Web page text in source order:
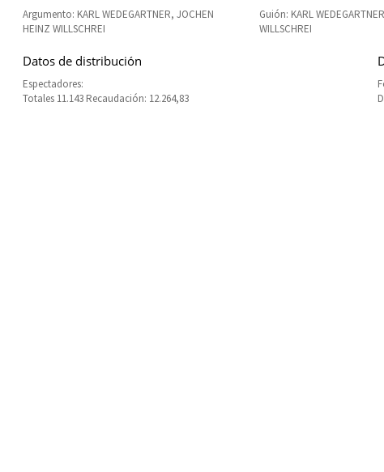
Argumento: KARL WEDEGARTNER, JOCHEN
HEINZ WILLSCHREI
Guión: KARL
WILLSCHREI
Datos de distribución
Espectadores:
Totales 11.143 Recaudación: 12.264,83